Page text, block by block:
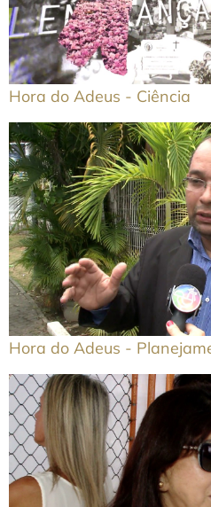
Hora do Adeus - Ciência
Hora do Adeus -